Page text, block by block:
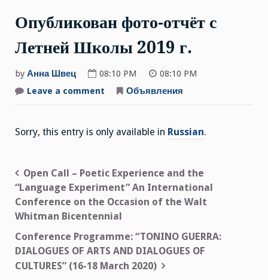
Опубликован фото-отчёт с
Летней Школы 2019 г.
by Анна Швец 08:10 PM
08:10 PM
Leave a comment
Летней
Школы
Объявления
Sorry, this entry is only available in Russian.
Post
navigation
Open Call – Poetic Experience and the
“Language Experiment” An International
Conference on the Occasion of the Walt
Whitman Bicentennial
Conference Programme: “TONINO GUERRA:
DIALOGUES OF ARTS AND DIALOGUES OF
CULTURES” (16-18 March 2020)